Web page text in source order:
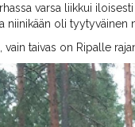
varsa liikkui
niinikään oli tyytyväinen
vain taivas on Ripalle